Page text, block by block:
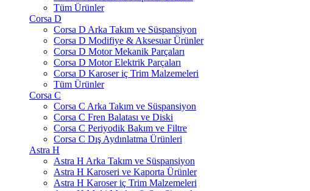
Tüm Ürünler
Corsa D
Corsa D Arka Takım ve Süspansiyon
Corsa D Modifiye & Aksesuar Ürünler
Corsa D Motor Mekanik Parçaları
Corsa D Motor Elektrik Parçaları
Corsa D Karoser iç Trim Malzemeleri
Tüm Ürünler
Corsa C
Corsa C Arka Takım ve Süspansiyon
Corsa C Fren Balatası ve Diski
Corsa C Periyodik Bakım ve Filtre
Corsa C Dış Aydınlatma Ürünleri
Astra H
Astra H Arka Takım ve Süspansiyon
Astra H Karoseri ve Kaporta Ürünler
Astra H Karoser iç Trim Malzemeleri